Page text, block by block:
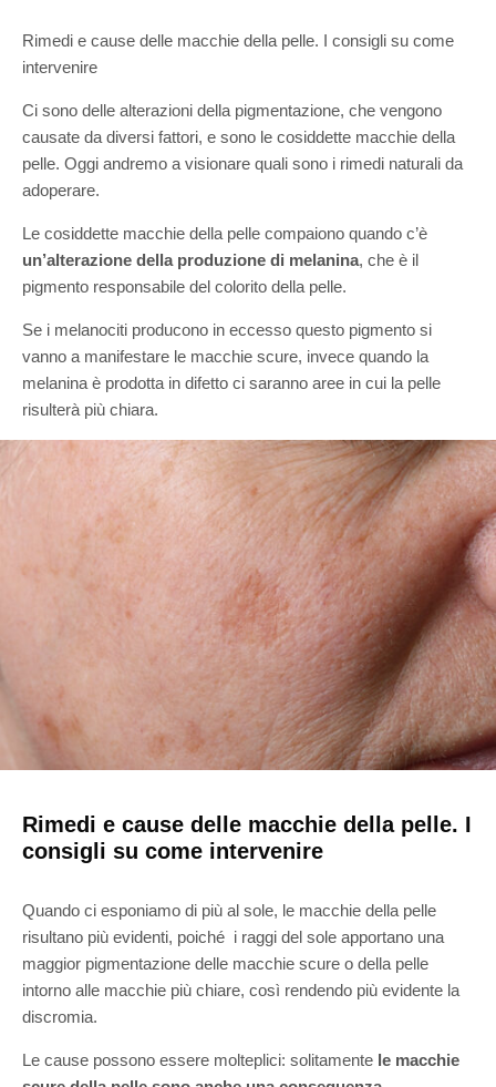
Rimedi e cause delle macchie della pelle. I consigli su come
intervenire
Ci sono delle alterazioni della pigmentazione, che vengono
causate da diversi fattori, e sono le cosiddette macchie della
pelle. Oggi andremo a visionare quali sono i rimedi naturali da
adoperare.
Le cosiddette macchie della pelle compaiono quando c’è
un’alterazione della produzione di melanina, che è il
pigmento responsabile del colorito della pelle.
Se i melanociti producono in eccesso questo pigmento si
vanno a manifestare le macchie scure, invece quando la
melanina è prodotta in difetto ci saranno aree in cui la pelle
risulterà più chiara.
Rimedi e cause delle macchie della pelle. I
consigli su come intervenire
Quando ci esponiamo di più al sole, le macchie della pelle
risultano più evidenti, poiché i raggi del sole apportano una
maggior pigmentazione delle macchie scure o della pelle
intorno alle macchie più chiare, così rendendo più evidente la
discromia.
Le cause possono essere molteplici: solitamente le macchie